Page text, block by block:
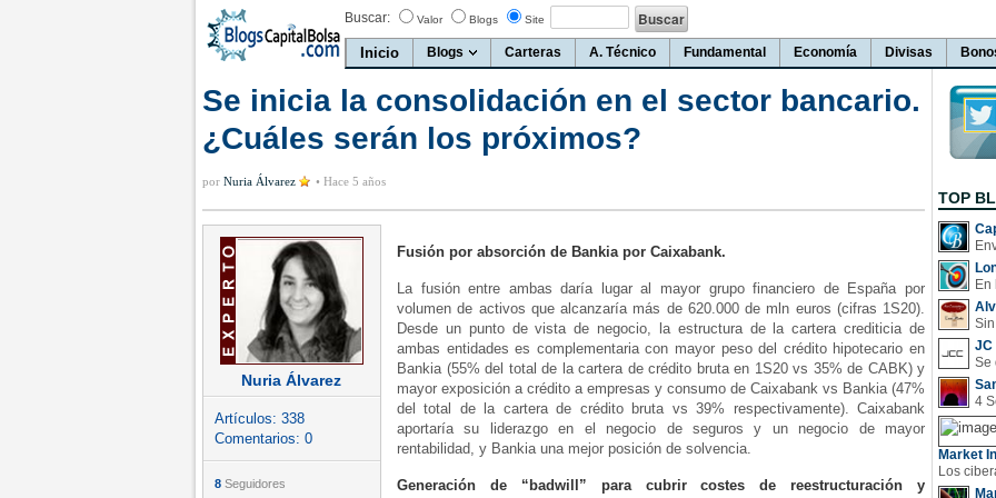
Buscar: Valor Blogs Site
Inicio Blogs Carteras A. Técnico Fundamental Economía Divisas
Se inicia la consolidación en el sector bancario.
¿Cuáles serán los próximos?
por Nuria Álvarez • Hace 5 años
Nuria Álvarez
Artículos: 338
Comentarios: 0
8 Seguidores
Fusión por absorción de Bankia por Caixabank.
La fusión entre ambas daría lugar al mayor grupo financiero de España por
volumen de activos que alcanzaría más de 620.000 de mln euros (cifras 1S20).
Desde un punto de vista de negocio, la estructura de la cartera crediticia de
ambas entidades es complementaria con mayor peso del crédito hipotecario en
Bankia (55% del total de la cartera de crédito bruta en 1S20 vs 35% de CABK) y
mayor exposición a crédito a empresas y consumo de Caixabank vs Bankia (47%
del total de la cartera de crédito bruta vs 39% respectivamente). Caixabank
aportaría su liderazgo en el negocio de seguros y un negocio de mayor
rentabilidad, y Bankia una mejor posición de solvencia.
Generación de “badwill” para cubrir costes de reestructuración y
TOP
En
JC
Market